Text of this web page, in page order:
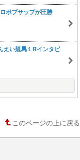
ボブサップが圧勝
えい競馬１Rインタビ
このページの上に戻る